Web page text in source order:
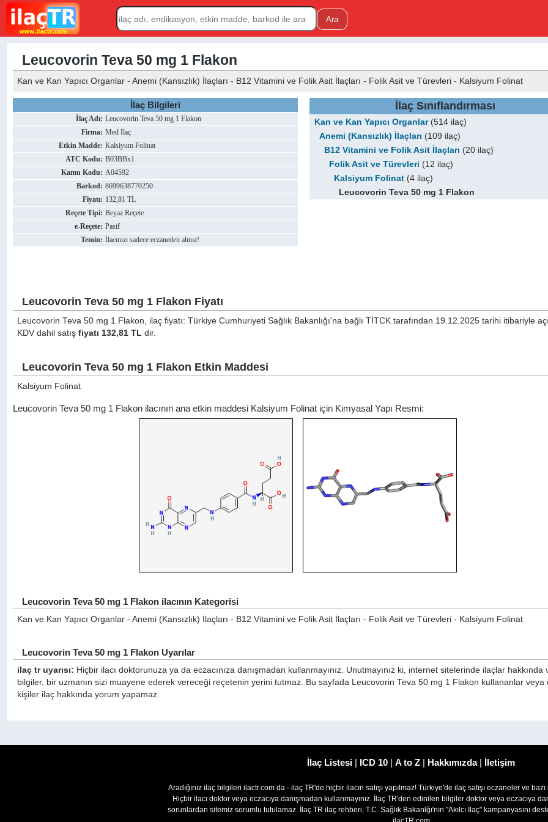
Leucovorin Teva 50 mg 1 Flakon
Kan ve Kan Yapıcı Organlar - Anemi (Kansızlık) İlaçları - B12 Vitamini ve Folik Asit İlaçları - Folik Asit ve Türevleri - Kalsiyum Folinat
İlaç Bilgileri
İlaç Adı: Leucovorin Teva 50 mg 1 Flakon
Firma: Med İlaç
Etkin Madde: Kalsiyum Folinat
ATC Kodu: B03BBx1
Kamu Kodu: A04592
Barkod: 8699638770250
Fiyatı: 132,81 TL
Reçete Tipi: Beyaz Reçete
e-Reçete: Pasif
Temin: İlacınızı sadece eczaneden alınız!
İlaç Sınıflandırması
Kan ve Kan Yapıcı Organlar(514 ilaç)
Anemi (Kansızlık) İlaçları (109 ilaç)
B12 Vitamini ve Folik Asit İlaçları (20 ilaç)
Folik Asit ve Türevleri (12 ilaç)
Kalsiyum Folinat (4 ilaç)
Leucovorin Teva 50 mg 1 Flakon
Leucovorin Teva 50 mg 1 Flakon Fiyatı
Leucovorin Teva 50 mg 1 Flakon, ilaç fiyatı: Türkiye Cumhuriyeti Sağlık Bakanlığı'na bağlı TİTCK tarafından 19.12.2025 tarihi itibariyle
KDV dahil satışfiyatı 132,81 TL dir.
Leucovorin Teva 50 mg 1 Flakon Etkin Maddesi
Kalsiyum Folinat
Leucovorin Teva 50 mg 1 Flakon ilacının ana etkin maddesi Kalsiyum Folinat için Kimyasal Yapı Resmi:
Leucovorin Teva 50 mg 1 Flakon ilacının Kategorisi
Kan ve Kan Yapıcı Organlar - Anemi (Kansızlık) İlaçları - B12 Vitamini ve Folik Asit İlaçları - Folik Asit ve Türevleri - Kalsiyum Folinat
Leucovorin Teva 50 mg 1 Flakon Uyarılar
ilaç tr uyarısı: Hiçbir ilacı doktorunuza ya da eczacınıza danışmadan kullanmayınız. Unutmayınız ki, internet sitelerinde ilaçlar hakkında
bilgiler, bir uzmanın sizi muayene ederek vereceği reçetenin yerini tutmaz. Bu sayfada Leucovorin Teva 50 mg 1 Flakon kullananlar veya
kişiler ilaç hakkında yorum yapamaz.
İlaç Listesi | ICD 10 | A to Z | Hakkımızda| İletişim
Aradığınız ilaç bilgileri ilactr.com da - ilaç TR'de hiçbir ilacın satışı yapılmaz! Türkiye'de ilaç satışı eczaneler ve
Hiçbir ilacı doktor veya eczacıya danışmadan kullanmayınız. İlaç TR'den edinilen bilgiler doktor veya eczacıya
sorunlardan sitemiz sorumlu tutulamaz. İlaç TR ilaç rehberi, T.C. Sağlık Bakanlğı'nın "Akılcı İlaç" kampanyasını